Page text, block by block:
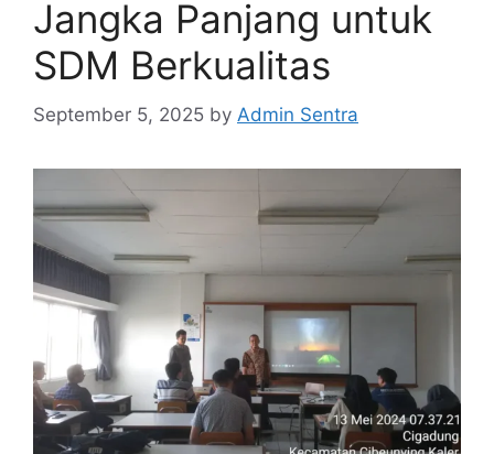
Jangka Panjang untuk
SDM Berkualitas
September 5, 2025 by Admin Sentra